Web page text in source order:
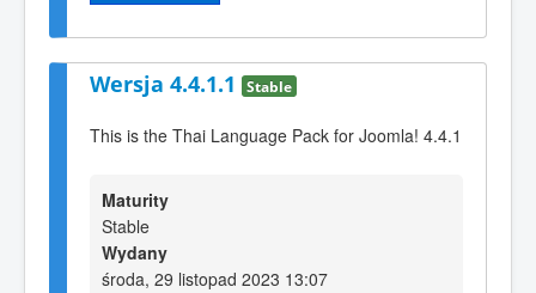
Wersja 4.4.1.1 Stable
This is the Thai Language Pack for Joomla! 4.4.1
Maturity
Stable
Wydany
środa, 29 listopad 2023 13:07